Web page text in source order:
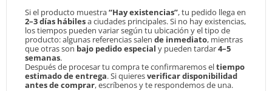
Si el producto muestra“Hay existencias”, tu pedido llega en
2–3 días hábilesa ciudades principales. Si no hay existencias,
los tiempos pueden variar según tu ubicación y el tipo de
producto: algunas referencias salen de inmediato, mientras
que otras son bajo pedido especial y pueden tardar4–5
semanas.
Después de procesar tu compra te confirmaremos eltiempo
estimado de entrega. Si quieresverificar disponibilidad
antes de comprar, escríbenos y te respondemos de una.